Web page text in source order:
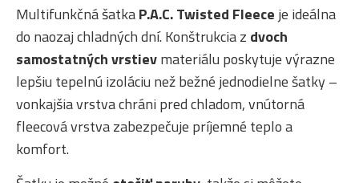
Multifunkčná šatkaP.A.C. Twisted Fleece je ideálna
do naozaj chladných dní. Konštrukcia z dvoch
samostatných vrstievmateriálu poskytuje výrazne
lepšiu tepelnú izoláciu než bežné jednodielne šatky –
vonkajšia vrstva chráni pred chladom, vnútorná
fleecová vrstva zabezpečuje príjemné teplo a
komfort.